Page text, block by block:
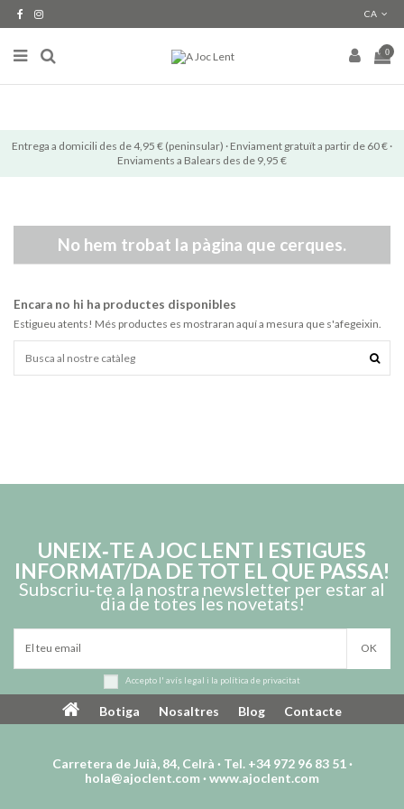
CA
0
Entrega a domicili des de 4,95 € (peninsular) · Enviament gratuït a partir de 60 € ·
Enviaments a Balears des de 9,95 €
No hem trobat la pàgina que cerques.
Encara no hi ha productes disponibles
Estigueu atents! Més productes es mostraran aquí a mesura que s'afegeixin.
UNEIX‑TE A JOC LENT I ESTIGUES
INFORMAT/DA DE TOT EL QUE PASSA!
Subscriu‑te a la nostra newsletter per estar al
dia de totes les novetats!
Accepto l' avís legal i la política de privacitat
Botiga Nosaltres Blog Contacte
Carretera de Juià, 84, Celrà · Tel. +34 972 96 83 51 ·
hola@ajoclent.com ·www.ajoclent.com